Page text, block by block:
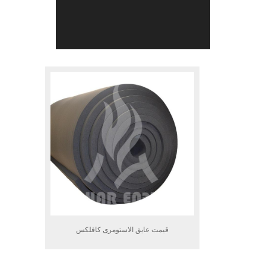
قیمت عایق الاستومری کافلکس